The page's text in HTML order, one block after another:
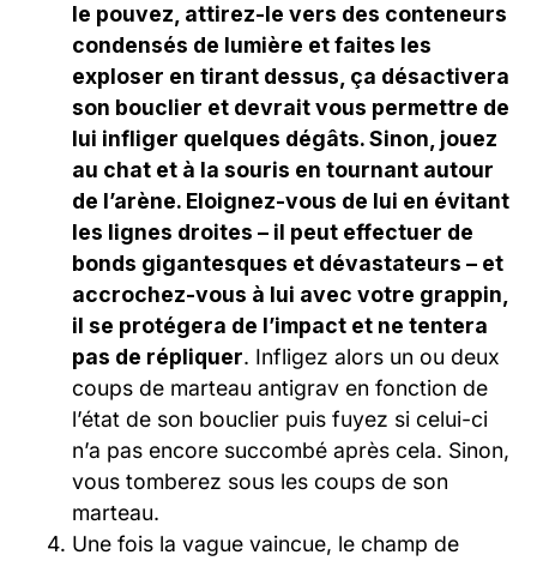
le pouvez, attirez-le vers des conteneurs
condensés de lumière et faites les
exploser en tirant dessus, ça désactivera
son bouclier et devrait vous permettre de
lui infliger quelques dégâts. Sinon, jouez
au chat et à la souris en tournant autour
de l’arène. Eloignez-vous de lui en évitant
les lignes droites – il peut effectuer de
bonds gigantesques et dévastateurs – et
accrochez-vous à lui avec votre grappin,
il se protégera de l’impact et ne tentera
pas de répliquer. Infligez alors un ou deux
coups de marteau antigrav en fonction de
l’état de son bouclier puis fuyez si celui-ci
n’a pas encore succombé après cela. Sinon,
vous tomberez sous les coups de son
marteau.
Une fois la vague vaincue, le champ de